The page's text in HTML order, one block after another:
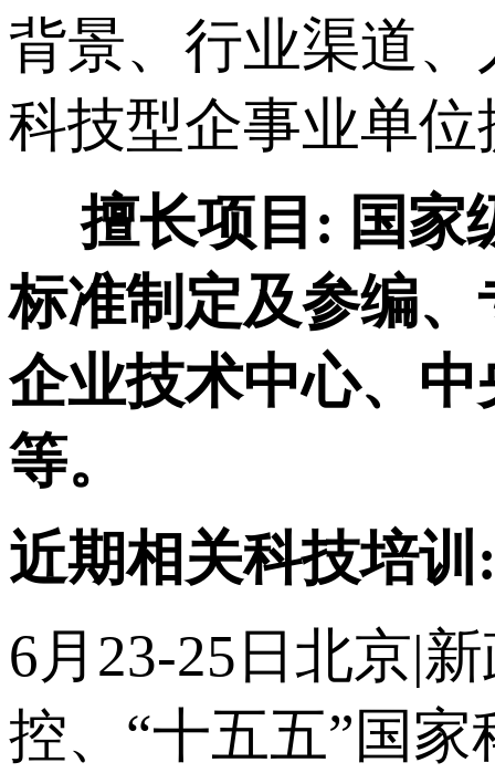
背景、行业渠道
科技型企事业单
擅长项目: 国家
标准制定及参编
企业技术中心、
等。
近期相关科技培训
6月23-25日北京|
控、“十五五”国